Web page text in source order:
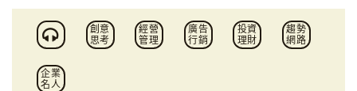
創意
思考
經營
管理
廣告
行銷
投資
理財
趨勢
網路
企業
名人